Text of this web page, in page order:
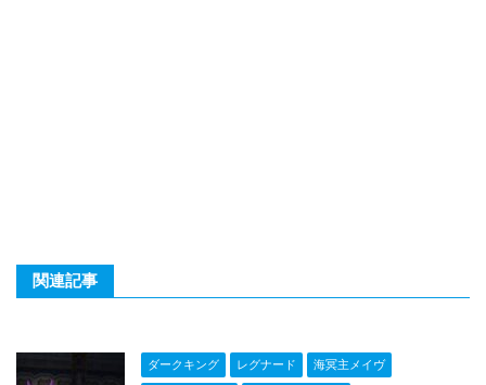
関連記事
ダークキング レグナード
海冥主メイヴ